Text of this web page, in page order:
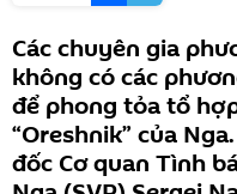
Các chuyên gia
không có các
để phong tỏa tổ
“Oreshnik” của
đốc Cơ quan Tình